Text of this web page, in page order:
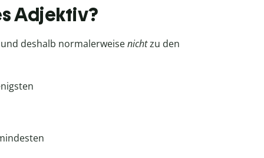
Adjektiv?
deshalb normalerweisenichtzu den